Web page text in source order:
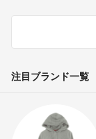
注目ブランド一覧